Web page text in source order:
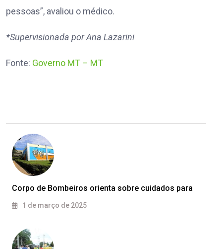
pessoas”, avaliou o médico.
*Supervisionada por Ana Lazarini
Fonte: Governo MT – MT
Corpo de Bombeiros orienta sobre cuidados para
1 de março de 2025